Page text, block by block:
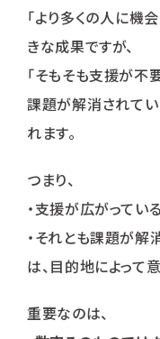
「より多くの人に機
きな成果ですが、
「そもそも支援が不
課題が解消されて
れます。
つまり、
・支援が広がってい
・それとも課題が
は、目的地によって
重要なのは、